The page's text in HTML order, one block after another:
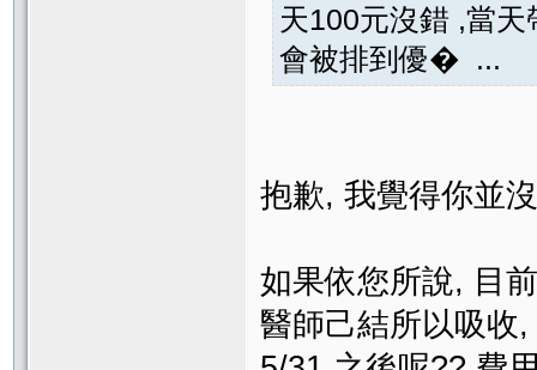
天100元沒錯 ,當
會被排到優� ...
抱歉, 我覺得你並
如果依您所說, 目
醫師己結所以吸收,